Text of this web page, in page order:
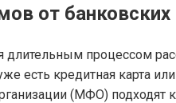
от банковских
длительным процессом
есть кредитная карта
(МФО)